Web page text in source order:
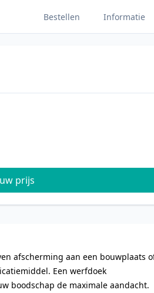
Bestellen Informatie
prijs
afscherming aan een bouwplaats
Een werfdoek
boodschap de maximale aandacht.